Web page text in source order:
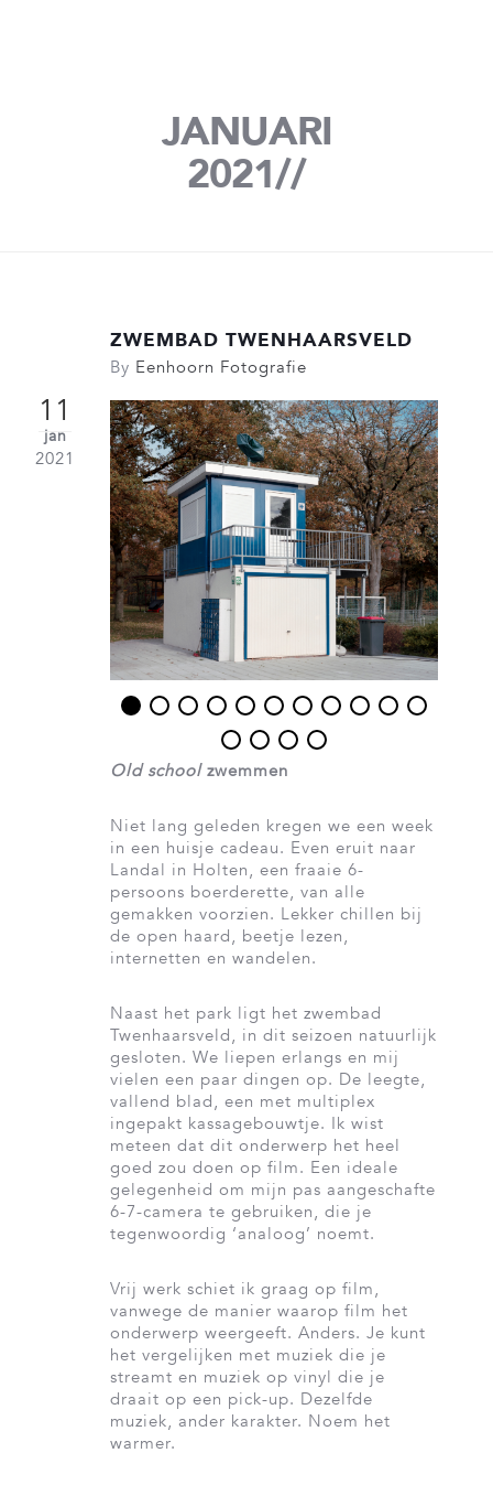
JANUARI
2021//
ZWEMBAD TWENHAARSVELD
By Eenhoorn Fotografie
11
jan
2021
Old schoolzwemmen
Niet lang geleden kregen we een week
in een huisje cadeau. Even eruit naar
Landal in Holten, een fraaie 6-
persoons boerderette, van alle
gemakken voorzien. Lekker chillen bij
de open haard, beetje lezen,
internetten en wandelen.
Naast het park ligt het zwembad
Twenhaarsveld, in dit seizoen natuurlijk
gesloten. We liepen erlangs en mij
vielen een paar dingen op. De leegte,
vallend blad, een met multiplex
ingepakt kassagebouwtje. Ik wist
meteen dat dit onderwerp het heel
goed zou doen op film. Een ideale
gelegenheid om mijn pas aangeschafte
6-7-camera te gebruiken, die je
tegenwoordig ‘analoog’ noemt.
Vrij werk schiet ik graag op film,
vanwege de manier waarop film het
onderwerp weergeeft. Anders. Je kunt
het vergelijken met muziek die je
streamt en muziek op vinyl die je
draait op een pick-up. Dezelfde
muziek, ander karakter. Noem het
warmer.